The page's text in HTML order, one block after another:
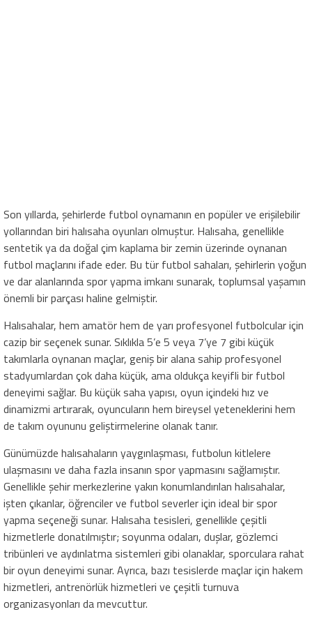
Son yıllarda, şehirlerde futbol oynamanın en popüler ve erişilebilir
yollarından biri halısaha oyunları olmuştur. Halısaha, genellikle
sentetik ya da doğal çim kaplama bir zemin üzerinde oynanan
futbol maçlarını ifade eder. Bu tür futbol sahaları, şehirlerin yoğun
ve dar alanlarında spor yapma imkanı sunarak, toplumsal yaşamın
önemli bir parçası haline gelmiştir.
Halısahalar, hem amatör hem de yarı profesyonel futbolcular için
cazip bir seçenek sunar. Sıklıkla 5’e 5 veya 7’ye 7 gibi küçük
takımlarla oynanan maçlar, geniş bir alana sahip profesyonel
stadyumlardan çok daha küçük, ama oldukça keyifli bir futbol
deneyimi sağlar. Bu küçük saha yapısı, oyun içindeki hız ve
dinamizmi artırarak, oyuncuların hem bireysel yeteneklerini hem
de takım oyununu geliştirmelerine olanak tanır.
Günümüzde halısahaların yaygınlaşması, futbolun kitlelere
ulaşmasını ve daha fazla insanın spor yapmasını sağlamıştır.
Genellikle şehir merkezlerine yakın konumlandırılan halısahalar,
işten çıkanlar, öğrenciler ve futbol severler için ideal bir spor
yapma seçeneği sunar. Halısaha tesisleri, genellikle çeşitli
hizmetlerle donatılmıştır; soyunma odaları, duşlar, gözlemci
tribünleri ve aydınlatma sistemleri gibi olanaklar, sporculara rahat
bir oyun deneyimi sunar. Ayrıca, bazı tesislerde maçlar için hakem
hizmetleri, antrenörlük hizmetleri ve çeşitli turnuva
organizasyonları da mevcuttur.